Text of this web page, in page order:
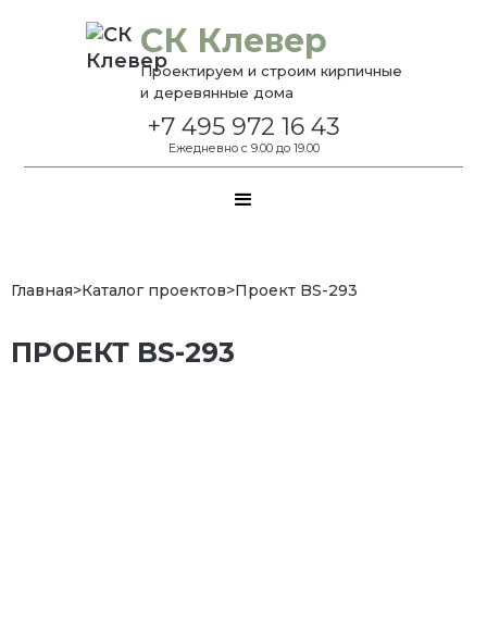
СК Клевер
Проектируем и строим кирпичные
и деревянные дома
+7 495 972 16 43
Ежедневно с 9.00 до 19.00
Главная>Каталог проектов>Проект BS-293
ПРОЕКТ BS-293